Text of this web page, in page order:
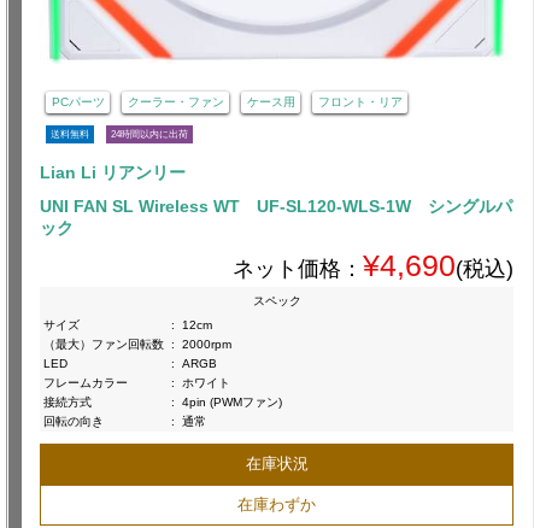
PCパーツ クーラー・ファン ケース用 フロント・リア
送料無料 24時間以内に出荷
Lian Li リアンリー
UNI FAN SL Wireless WT UF-SL120-WLS-1W シングルパ
ック
ネット価格： ¥4,690(税込)
スペック
サイズ
:
12cm
（最大）ファン回転数 :
2000rpm
LED
:
ARGB
フレームカラー
:
ホワイト
接続方式
:
4pin (PWMファン)
回転の向き
: 通常
在庫状況
在庫わずか